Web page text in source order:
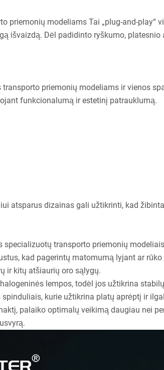
priemonių modeliams Tai „plug-and-
išvaizdą. Dėl padidinto ryškumo,
priemonių modeliams ir vienos
funkcionalumą ir estetinį patrauklumą.
atsparus dizainas gali užtikrinti, kad
transporto priemonių
kad pagerintų matomumą lyjant ar
ir kitų atšiaurių oro sąlygų.
lempos, todėl jos užtikrina
kurie užtikrina platų aprėptį ir
palaiko optimalų veikimą daugiau nei